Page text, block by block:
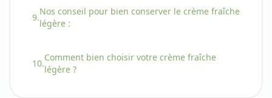
9.
Nos conseil pour bien conserver le crème fraîche
légère :
10.
Comment bien choisir votre crème fraîche
légère ?